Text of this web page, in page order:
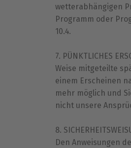
wetterabhängigen
Programm oder
10.4.
PÜNKTLICHES
Weise mitgeteilte
einem Erscheinen
mehr möglich und
nicht unsere
Den Anweisungen